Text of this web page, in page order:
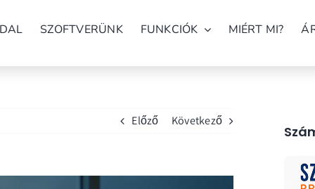
SZOFTVERÜNK FUNKCIÓK MIÉRT MI?
Előző Következő